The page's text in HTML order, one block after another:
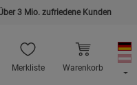
3 Mio. zufriedene Kunden
Merkliste Warenkorb